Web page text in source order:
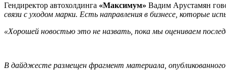
Гендиректор автохолдинга «Максимум» Вадим Арустамян
связи с уходом марки. Есть направления в бизнесе, которые
«Хорошей новостью это не назвать, пока мы оцениваем
В дайджесте размещен фрагмент материала,